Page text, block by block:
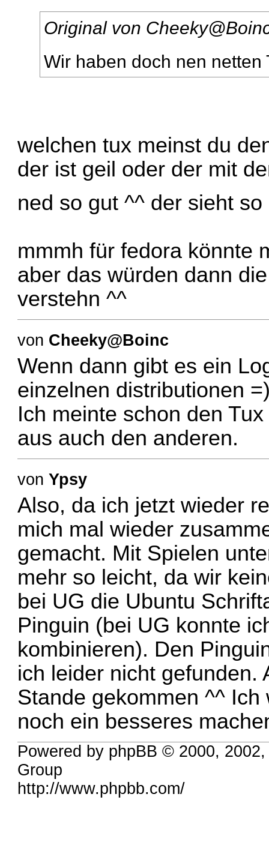
Original von
Wir haben doch nen
welchen tux meinst du
der ist geil oder der mit
ned so gut ^^ der sieht
mmmh für fedora könnte
aber das würden dann
verstehn ^^
von Cheeky@Boinc
Wenn dann gibt es ein
einzelnen distributionen
Ich meinte schon den
aus auch den anderen.
vonYpsy
Also, da ich jetzt wieder
mich mal wieder
gemacht. Mit Spielen
mehr so leicht, da wir
bei UG die Ubuntu
Pinguin (bei UG konnte
kombinieren). Den
ich leider nicht gefunden.
Stande gekommen ^^
noch ein besseres
Powered by phpBB © 2000,
Group
http://www.phpbb.com/